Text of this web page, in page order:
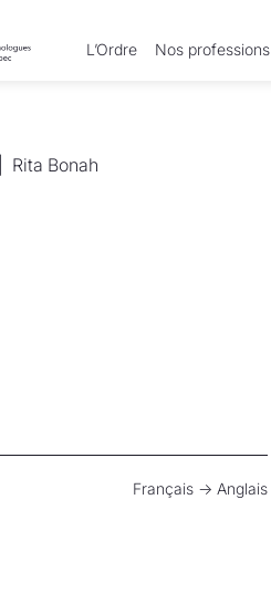
L’Ordre Nos professions
Rita Bonah
Français → Anglais